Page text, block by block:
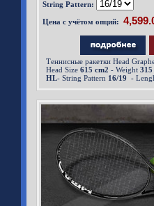
String Pattern:
Цена с учётом опций:
Теннисные ракетки Head
Head Size 615 cm2 - Weight 315
HL- String Pattern 16/19 -